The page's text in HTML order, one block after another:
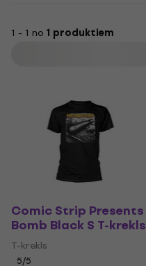
1 - 1 no 1 produktiem
Comic Strip Presents
Bomb Black S T-krekls
T-krekls
5/5